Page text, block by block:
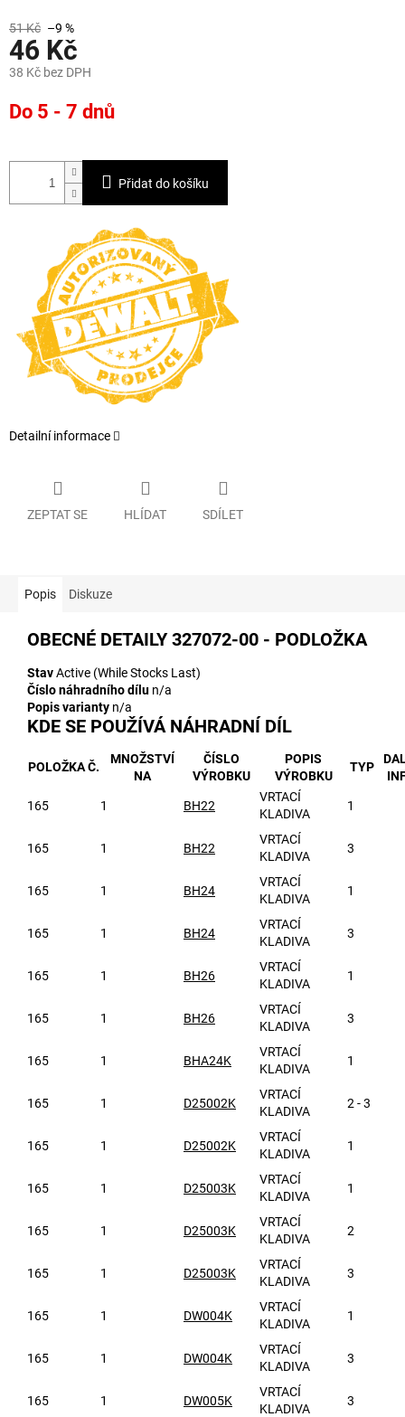
51 Kč –9 %
46 Kč
38 Kč bez DPH
cena:
Do 5 - 7 dnů
Přidat do košíku
Detailní informace
ZEPTAT SE HLÍDAT SDÍLET
Popis Diskuze
OBECNÉ DETAILY327072-00 - PODLOŽKA
StavActive (While Stocks Last)
Číslo náhradního dílu n/a
Popis varianty n/a
KDE SE POUŽÍVÁ NÁHRADNÍ DÍL
POLOŽKA Č.
MNOŽSTVÍ
NA
ČÍSLO
VÝROBKU
POPIS
VÝROBKU
TYP
165 1 BH22
VRTACÍ
KLADIVA
1
165 1 BH22
VRTACÍ
KLADIVA
3
165 1 BH24
VRTACÍ
KLADIVA
1
165 1 BH24
VRTACÍ
KLADIVA
3
165 1 BH26
VRTACÍ
KLADIVA
1
165 1 BH26
VRTACÍ
KLADIVA
3
165 1 BHA24K
VRTACÍ
KLADIVA
1
165 1 D25002K
VRTACÍ
KLADIVA
2 - 3
165 1 D25002K
VRTACÍ
KLADIVA
1
165 1 D25003K
VRTACÍ
KLADIVA
1
165 1 D25003K
VRTACÍ
KLADIVA
2
165 1 D25003K
VRTACÍ
KLADIVA
3
165 1 DW004K
VRTACÍ
KLADIVA
1
165 1 DW004K
VRTACÍ
KLADIVA
3
165 1 DW005K
VRTACÍ
KLADIVA
3